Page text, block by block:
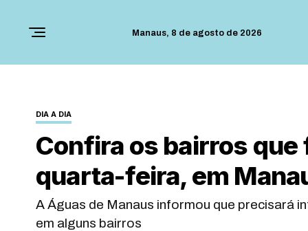
Manaus, 8 de agosto de 2026
DIA A DIA
Confira os bairros
quarta-feira, em
A Águas de Manaus informou que precisará
em alguns bairros